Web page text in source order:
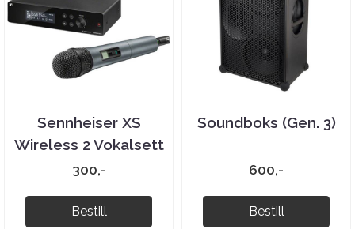
Sennheiser XS
Wireless 2 Vokalsett
300,-
Bestill
Soundboks (Gen. 3)
600,-
Bestill